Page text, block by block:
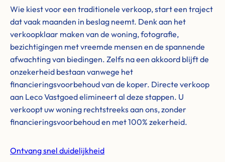
Wie kiest voor een traditionele verkoop, start een traject
dat vaak maanden in beslag neemt. Denk aan het
verkoopklaar maken van de woning, fotografie,
bezichtigingen met vreemde mensen en de spannende
afwachting van biedingen. Zelfs na een akkoord blijft de
onzekerheid bestaan vanwege het
financieringsvoorbehoud van de koper. Directe verkoop
aan Leco Vastgoed elimineert al deze stappen. U
verkoopt uw woning rechtstreeks aan ons, zonder
financieringsvoorbehoud en met 100% zekerheid.
Ontvang snel duidelijkheid